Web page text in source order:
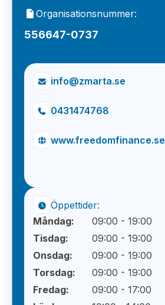
Organisationsnummer:
556647-0737
info@zmarta.se
0431474768
www.freedomfinance.se
Öppettider:
Måndag:
09:00 - 19:00
Tisdag:
09:00 - 19:00
Onsdag:
09:00 - 19:00
Torsdag:
09:00 - 19:00
Fredag:
09:00 - 17:00